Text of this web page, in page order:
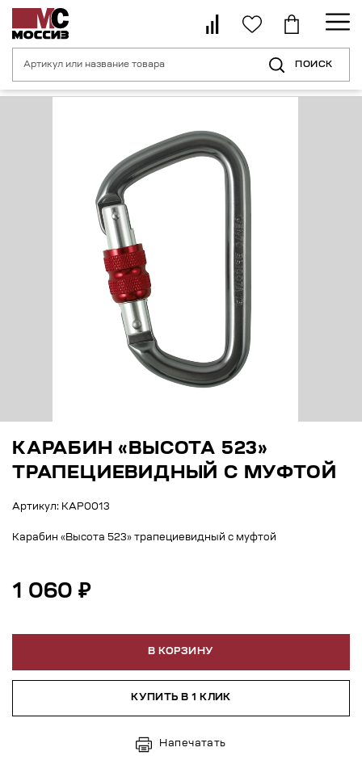
ПОИСК
Главная страница Средства индивидуальной защиты от
КАРАБИН «ВЫСОТА 523»
ТРАПЕЦИЕВИДНЫЙ С МУФТОЙ
Артикул: КАР0013
Карабин «Высота 523» трапециевидный с муфтой
1 060 ₽
В КОРЗИНУ
КУПИТЬ В 1 КЛИК
Напечатать